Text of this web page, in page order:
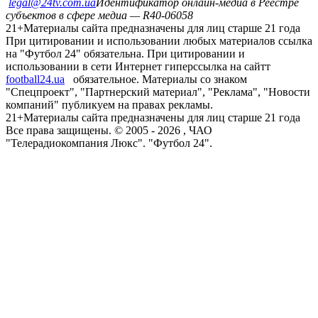
legal@24tv.com.uaИдентификатор онлайн-медиа в Реестре
субъектов в сфере медиа — R40-06058
21+Материалы сайта предназначены для лиц старше 21 года
При цитировании и использовании любых материалов ссылка
на "Футбол 24" обязательна. При цитировании и
использовании в сети Интернет гиперссылка на сайтт
football24.ua
обязательное. Материалы со знаком
"Спецпроект", "Партнерский материал", "Реклама", "Новости
компаний" публикуем на правах рекламы.
21+Материалы сайта предназначены для лиц старше 21 года
Все права защищены. © 2005 - 2026 , ЧАО
"Телерадиокомпания Люкс". "Футбол 24".